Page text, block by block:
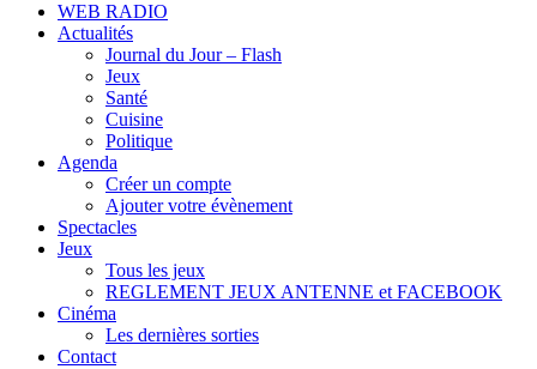
WEB RADIO
Actualités
Journal du Jour – Flash
Jeux
Santé
Cuisine
Politique
Agenda
Créer un compte
Ajouter votre évènement
Spectacles
Jeux
Tous les jeux
REGLEMENT JEUX ANTENNE et FACEBOOK
Cinéma
Les dernières sorties
Contact